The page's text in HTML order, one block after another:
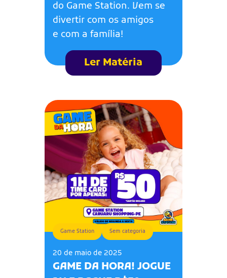
do Game Station. Vem se
divertir com os amigos
e com a família!
Ler Matéria
Game Station Sem categoria
20 de maio de 2025
GAME DA HORA! JOGUE